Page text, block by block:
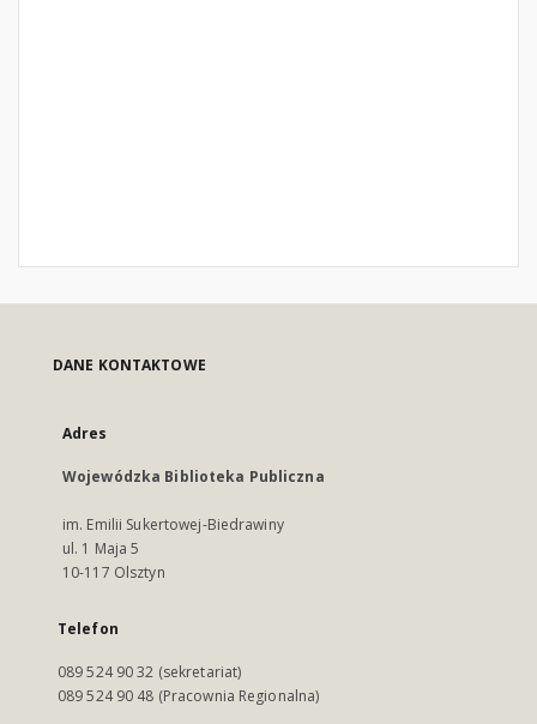
DANE KONTAKTOWE
Adres
Wojewódzka Biblioteka Publiczna
im. Emilii Sukertowej-Biedrawiny
ul. 1 Maja 5
10-117 Olsztyn
Telefon
089 524 90 32 (sekretariat)
089 524 90 48 (Pracownia Regionalna)